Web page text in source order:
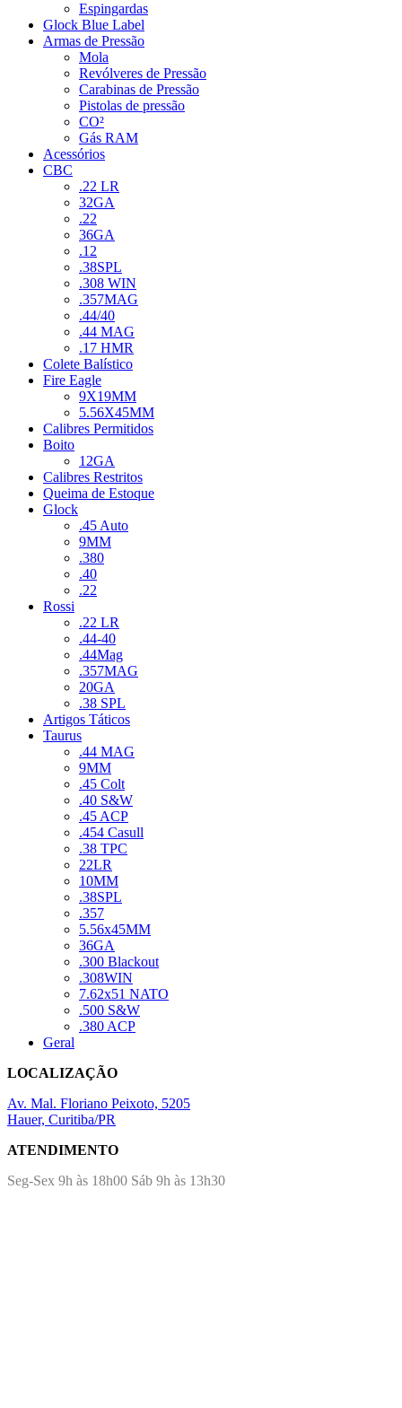
Espingardas
Glock Blue Label
Armas de Pressão
Mola
Revólveres de Pressão
Carabinas de Pressão
Pistolas de pressão
CO²
Gás RAM
Acessórios
CBC
.22 LR
32GA
.22
36GA
.12
.38SPL
.308 WIN
.357MAG
.44/40
.44 MAG
.17 HMR
Colete Balístico
Fire Eagle
9X19MM
5.56X45MM
Calibres Permitidos
Boito
12GA
Calibres Restritos
Queima de Estoque
Glock
.45 Auto
9MM
.380
.40
.22
Rossi
.22 LR
.44-40
.44Mag
.357MAG
20GA
.38 SPL
Artigos Táticos
Taurus
.44 MAG
9MM
.45 Colt
.40 S&W
.45 ACP
.454 Casull
.38 TPC
22LR
10MM
.38SPL
.357
5.56x45MM
36GA
.300 Blackout
.308WIN
7.62x51 NATO
.500 S&W
.380 ACP
Geral
LOCALIZAÇÃO
Av. Mal. Floriano Peixoto, 5205
Hauer, Curitiba/PR
ATENDIMENTO
Seg-Sex 9h às 18h00 Sáb 9h às 13h30